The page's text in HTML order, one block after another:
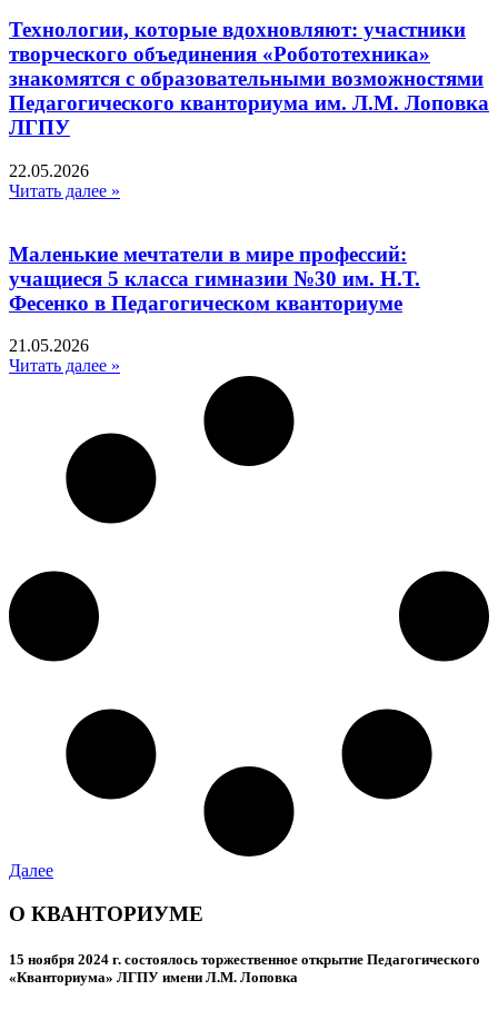
Технологии, которые вдохновляют: участники
творческого объединения «Робототехника»
знакомятся с образовательными возможностями
Педагогического кванториума им. Л.М. Лоповка
ЛГПУ
22.05.2026
Читать далее »
Маленькие мечтатели в мире профессий:
учащиеся 5 класса гимназии №30 им. Н.Т.
Фесенко в Педагогическом кванториуме
21.05.2026
Читать далее »
Далее
О КВАНТОРИУМЕ
15 ноября 2024 г. состоялось торжественное открытие Педагогического
«Кванториума» ЛГПУ имени Л.М. Лоповка